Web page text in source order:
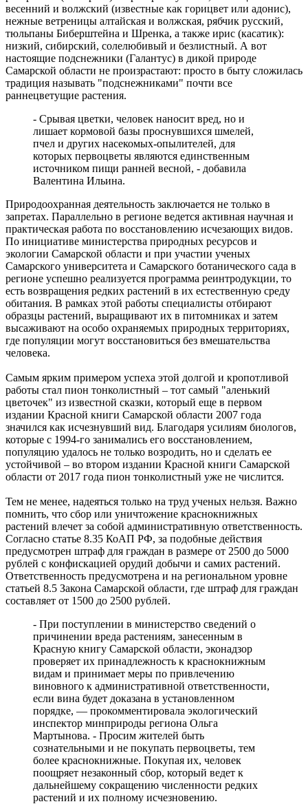
ливня и сильного ветра
10.08.2026 | 10:28
В Роскачестве рассказали, как выбрать свежие грибы в
магазине
10.08.2026 | 10:14
Хрустит и не подгорает: селекционеры ООО "Агростар"
вывели новые сорта картофеля, которые пригодны для
переработки на чипсы и фри
В Кинеле 10 августа на нескольких улицах не будет
электричества
10.08.2026 | 09:54
Опасная инфекция через обычную рану: как защититься от
столбняка
10.08.2026 | 09:50
10.08.2026 | 09:39
Народные приметы на 11 августа 2026 года: что нельзя делать
в этот день
10.08.2026 | 09:23
В Москве продолжает работу фотовыставка о Самаре
10.08.2026 | 09:14
Самарцы 10 августа встали в пробке из-за замены трамвайных
путей на Ново-Садовой
10.08.2026 | 09:01
День гиревого спорта: какие праздники отмечают 10 августа
10.08.2026 | 08:32
Занесло на встречку: в Волжском районе погиб 19-летний
водитель "Калины"
В Самарской области с ночи 10 августа действует опасность
БПЛА
10.08.2026 | 08:10
Аномальная жара спадет: какая погода будет 10 августа в
Самарской области
10.08.2026 | 07:15
В Самаре представят последнюю книгу Виталия Стадникова о
Фабрике-кухне
09.08.2026 | 22:05
09.08.2026 | 21:47
Эксперт рассказал, как мошенники используют старые сим-
карты
09.08.2026 | 21:32
В Тольятти восстановили движение на дорогах после падения
деревьев
09.08.2026 | 21:04
весенний и волжский (известные как горицвет или адонис),
нежные ветреницы алтайская и волжская, рябчик русский,
тюльпаны Биберштейна и Шренка, а также ирис (касатик):
низкий, сибирский, солелюбивый и безлистный. А вот
настоящие подснежники (Галантус) в дикой природе
Самарской области не произрастают: просто в быту сложилась
традиция называть "подснежниками" почти все
раннецветущие растения.
- Срывая цветки, человек наносит вред, но и
лишает кормовой базы проснувшихся шмелей,
пчел и других насекомых-опылителей, для
которых первоцветы являются единственным
источником пищи ранней весной, - добавила
Валентина Ильина.
Природоохранная деятельность заключается не только в
запретах. Параллельно в регионе ведется активная научная и
практическая работа по восстановлению исчезающих видов.
По инициативе министерства природных ресурсов и
экологии Самарской области и при участии ученых
Самарского университета и Самарского ботанического сада в
регионе успешно реализуется программа реинтродукции, то
есть возвращения редких растений в их естественную среду
обитания. В рамках этой работы специалисты отбирают
образцы растений, выращивают их в питомниках и затем
высаживают на особо охраняемых природных территориях,
где популяции могут восстановиться без вмешательства
человека.
Самым ярким примером успеха этой долгой и кропотливой
работы стал пион тонколистный – тот самый "аленький
цветочек" из известной сказки, который еще в первом
издании Красной книги Самарской области 2007 года
значился как исчезнувший вид. Благодаря усилиям биологов,
которые с 1994-го занимались его восстановлением,
популяцию удалось не только возродить, но и сделать ее
устойчивой – во втором издании Красной книги Самарской
области от 2017 года пион тонколистный уже не числится.
Тем не менее, надеяться только на труд ученых нельзя. Важно
помнить, что сбор или уничтожение краснокнижных
растений влечет за собой административную ответственность.
Согласно статье 8.35 КоАП РФ, за подобные действия
предусмотрен штраф для граждан в размере от 2500 до 5000
рублей с конфискацией орудий добычи и самих растений.
Ответственность предусмотрена и на региональном уровне
статьей 8.5 Закона Самарской области, где штраф для граждан
составляет от 1500 до 2500 рублей.
- При поступлении в министерство сведений о
причинении вреда растениям, занесенным в
Красную книгу Самарской области, эконадзор
проверяет их принадлежность к краснокнижным
видам и принимает меры по привлечению
виновного к административной ответственности,
если вина будет доказана в установленном
порядке, — прокомментировала экологический
инспектор минприроды региона Ольга
Мартынова. - Просим жителей быть
сознательными и не покупать первоцветы, тем
более краснокнижные. Покупая их, человек
поощряет незаконный сбор, который ведет к
дальнейшему сокращению численности редких
растений и их полному исчезновению.